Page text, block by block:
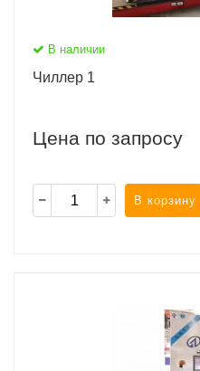
В наличии
Чиллер 1
Цена по запросу
В корзину